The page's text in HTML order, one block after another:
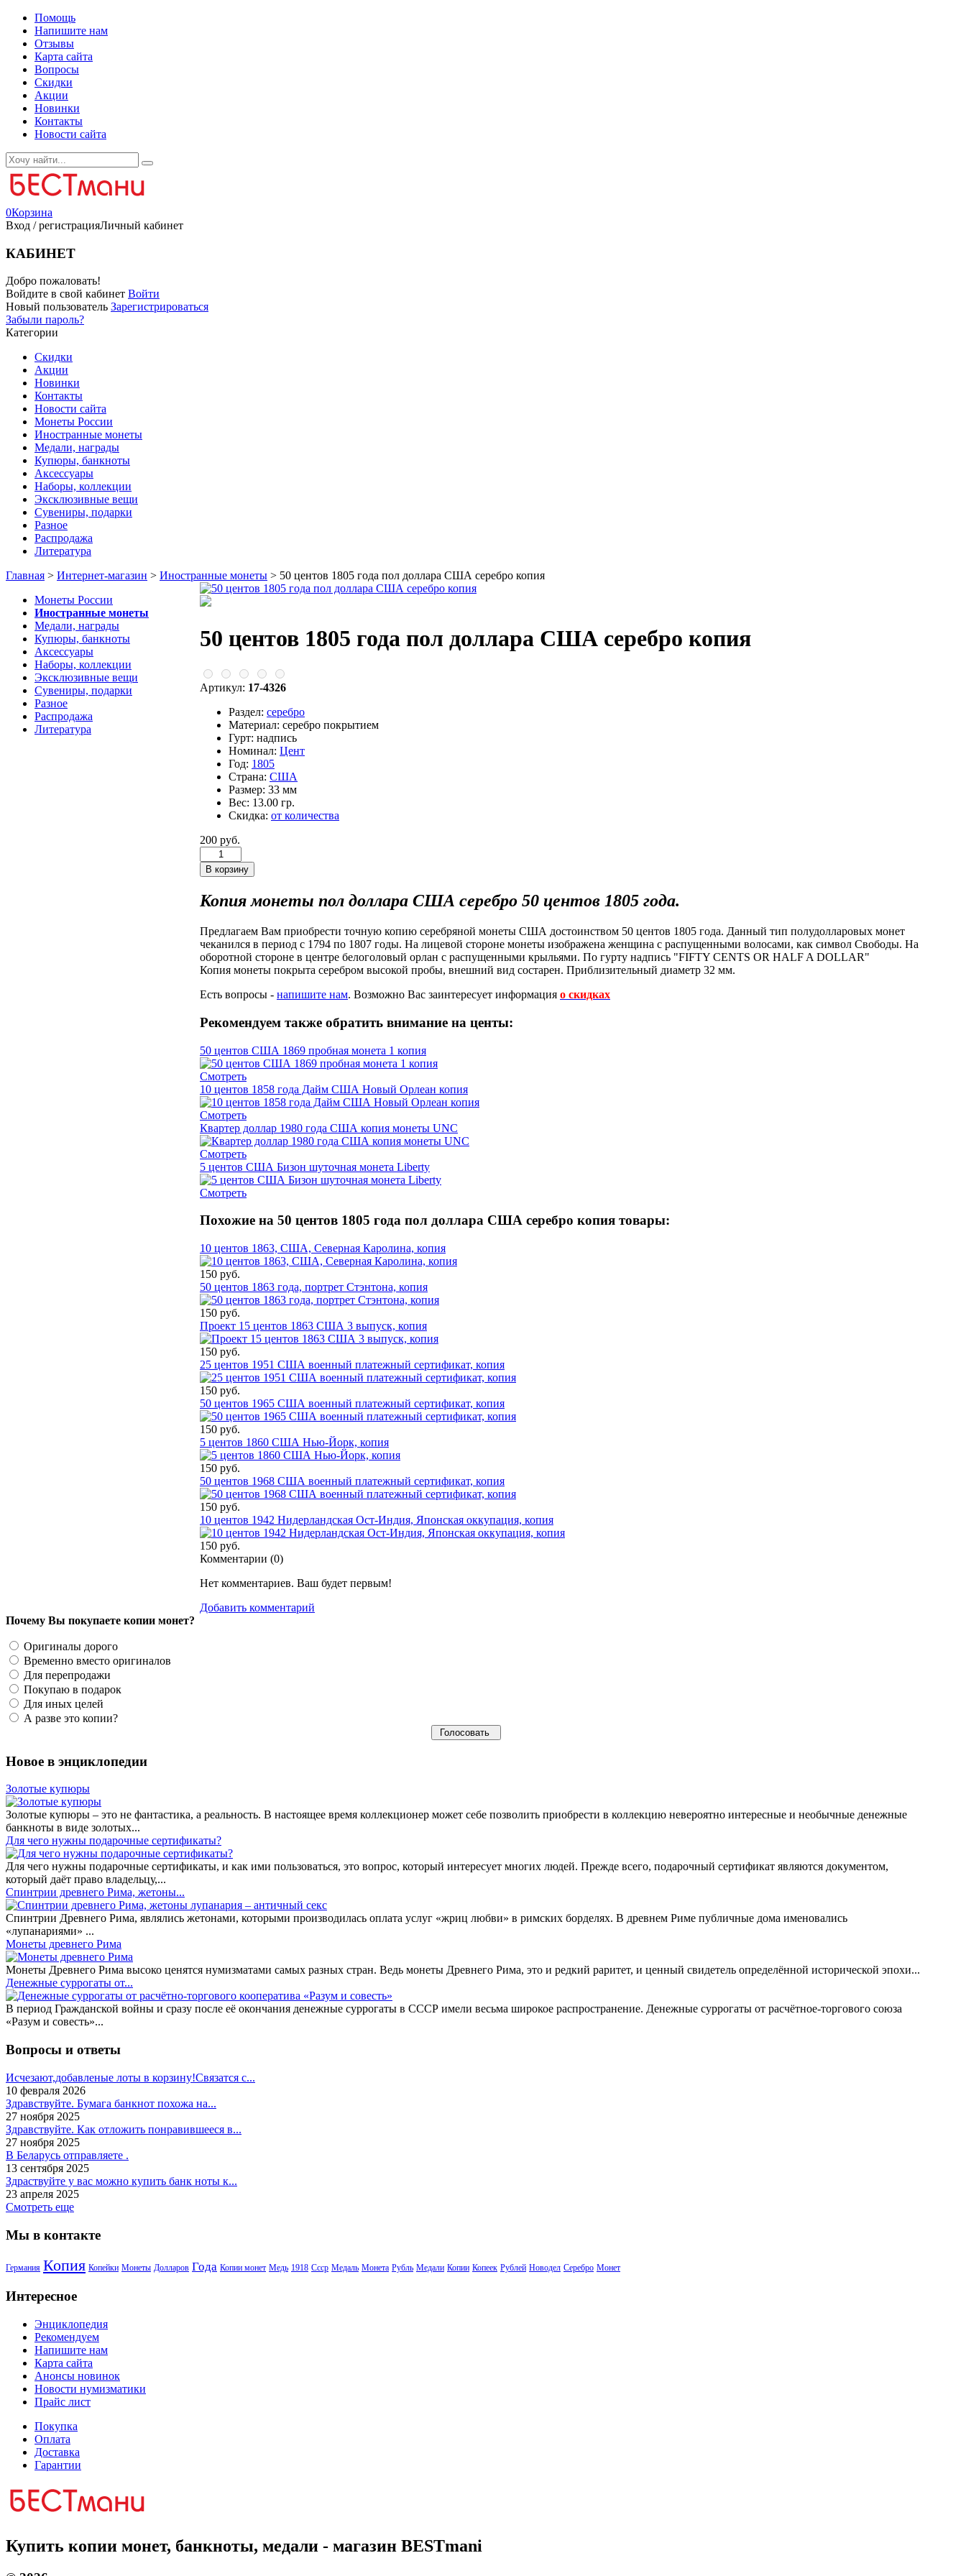
Помощь
Напишите нам
Отзывы
Карта сайта
Вопросы
Скидки
Акции
Новинки
Контакты
Новости сайта
0Корзина
Вход / регистрацияЛичный кабинет
КАБИНЕТ
Добро пожаловать!
Войдите в свой кабинет Войти
Новый пользователь Зарегистрироваться
Забыли пароль?
Категории
Скидки
Акции
Новинки
Контакты
Новости сайта
Монеты России
Иностранные монеты
Медали, награды
Купюры, банкноты
Аксессуары
Наборы, коллекции
Эксклюзивные вещи
Сувениры, подарки
Разное
Распродажа
Литература
Главная > Интернет-магазин > Иностранные монеты > 50 центов 1805 года пол доллара США серебро копия
50 центов 1805 года пол доллара США серебро копия
Артикул: 17-4326
Раздел: серебро
Материал: серебро покрытием
Гурт: надпись
Номинал: Цент
Год: 1805
Страна: США
Размер: 33 мм
Вес: 13.00 гр.
Скидка: от количества
200 руб.
Копия монеты пол доллара США серебро 50 центов 1805 года.
Предлагаем Вам приобрести точную копию серебряной монеты США достоинством 50 центов 1805 года. Данный тип полудолларовых монет
чеканился в период с 1794 по 1807 годы. На лицевой стороне монеты изображена женщина с распущенными волосами, как символ Свободы. На
оборотной стороне в центре белоголовый орлан с распущенными крыльями. По гурту надпись "FIFTY CENTS OR HALF A DOLLAR"
Копия монеты покрыта серебром высокой пробы, внешний вид состарен. Приблизительный диаметр 32 мм.
Есть вопросы - напишите нам. Возможно Вас заинтересует информация о скидках
Рекомендуем также обратить внимание на центы:
50 центов США 1869 пробная монета 1 копия
Смотреть
10 центов 1858 года Дайм США Новый Орлеан копия
Смотреть
Квартер доллар 1980 года США копия монеты UNC
Смотреть
5 центов США Бизон шуточная монета Liberty
Смотреть
Похожие на 50 центов 1805 года пол доллара США серебро копия товары:
10 центов 1863, США, Северная Каролина, копия
150 руб.
50 центов 1863 года, портрет Стэнтона, копия
150 руб.
Проект 15 центов 1863 США 3 выпуск, копия
150 руб.
25 центов 1951 США военный платежный сертификат, копия
150 руб.
50 центов 1965 США военный платежный сертификат, копия
150 руб.
5 центов 1860 США Нью-Йорк, копия
150 руб.
50 центов 1968 США военный платежный сертификат, копия
150 руб.
10 центов 1942 Нидерландская Ост-Индия, Японская оккупация, копия
150 руб.
Комментарии (0)
Нет комментариев. Ваш будет первым!
Добавить комментарий
Монеты России
Иностранные монеты
Медали, награды
Купюры, банкноты
Аксессуары
Наборы, коллекции
Эксклюзивные вещи
Сувениры, подарки
Разное
Распродажа
Литература
Почему Вы покупаете копии монет?
Оригиналы дорого
Временно вместо оригиналов
Для перепродажи
Покупаю в подарок
Для иных целей
А разве это копии?
Новое в энциклопедии
Золотые купюры
Золотые купюры – это не фантастика, а реальность. В настоящее время коллекционер может себе позволить приобрести в коллекцию невероятно интересные и необычные денежные
банкноты в виде золотых...
​Для чего нужны подарочные сертификаты?
Для чего нужны подарочные сертификаты, и как ими пользоваться, это вопрос, который интересует многих людей. Прежде всего, подарочный сертификат являются документом,
который даёт право владельцу,...
Спинтрии древнего Рима, жетоны...
Спинтрии Древнего Рима, являлись жетонами, которыми производилась оплата услуг «жриц любви» в римских борделях. В древнем Риме публичные дома именовались
«лупанариями» ...
Монеты древнего Рима
Монеты Древнего Рима высоко ценятся нумизматами самых разных стран. Ведь монеты Древнего Рима, это и редкий раритет, и ценный свидетель определённой исторической эпохи...
Денежные суррогаты от...
В период Гражданской войны и сразу после её окончания денежные суррогаты в СССР имели весьма широкое распространение. Денежные суррогаты от расчётное-торгового союза
«Разум и совесть»...
Вопросы и ответы
Исчезают,добавленые лоты в корзину!Связатся с...
10 февраля 2026
Здравствуйте. Бумага банкнот похожа на...
27 ноября 2025
Здравствуйте. Как отложить понравившееся в...
27 ноября 2025
В Беларусь отправляете .
13 сентября 2025
Здраствуйте у вас можно купить банк ноты к...
23 апреля 2025
Смотреть еще
Мы в контакте
Германия Копия Копейки Монеты Долларов Года Копии монет Медь 1918 Ссср Медаль Монета Рубль Медали Копии Копеек Рублей Новодел Серебро Монет
Интересное
Энциклопедия
Рекомендуем
Напишите нам
Карта сайта
Анонсы новинок
Новости нумизматики
Прайс лист
Покупка
Оплата
Доставка
Гарантии
Купить копии монет, банкноты, медали - магазин BESTmani